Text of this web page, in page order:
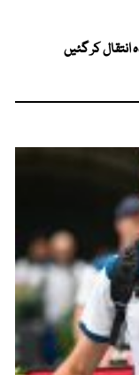
انتقال کر گئیں